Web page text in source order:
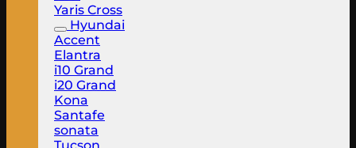
Yaris Cross
Hyundai
Accent
Elantra
i10 Grand
i20 Grand
Kona
Santafe
sonata